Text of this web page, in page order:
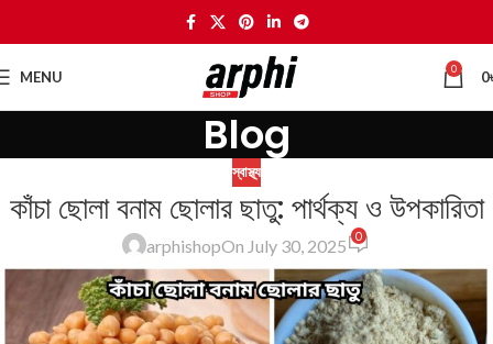
MENU 0 0
Blog
স্বাস্থ্য
কাঁচা ছোলা বনাম ছোলার ছাতু: পার্থক্য ও উপকারিতা
arphishopOn July 30, 2025 0